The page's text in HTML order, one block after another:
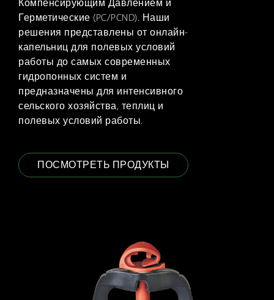
Компенсирующим Давлением и
Герметические (PC/PCND). Наши
решения представлены от онлайн-
капельниц для полевых условий
работы до самых современных
гидропонных систем и
предназначены для интенсивного
сельского хозяйства, теплиц и
полевых условий работы.
ПОСМОТРЕТЬ ПРОДУКТЫ